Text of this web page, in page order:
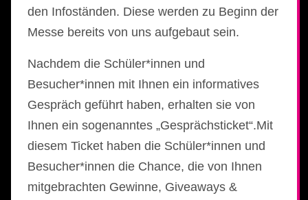
den Infoständen. Diese werden zu Beginn der
Messe bereits von uns aufgebaut sein.
Nachdem die Schüler*innen und
Besucher*innen mit Ihnen ein informatives
Gespräch geführt haben, erhalten sie von
Ihnen ein sogenanntes „Gesprächsticket“.Mit
diesem Ticket haben die Schüler*innen und
Besucher*innen die Chance, die von Ihnen
mitgebrachten Gewinne, Giveaways &